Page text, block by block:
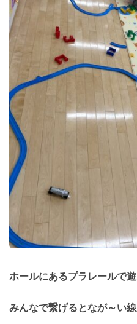
ホールにあるプラレールで遊
みんなで繋げるとなが～い